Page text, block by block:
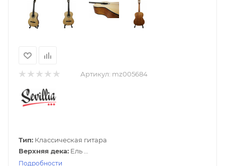
Артикул: mz005684
Тип: Классическая гитара
Верхняя дека: Ель
Задняя дека и обечайки:
Подробности